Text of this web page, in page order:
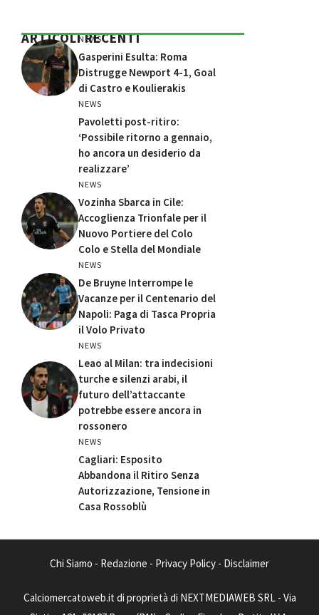
ARTICOLI RECENTI
NEWS
Gasperini Esulta: Roma
Distrugge Newport 4-1, Goal
di Castro e Koulierakis
NEWS
Pavoletti post-ritiro:
‘Possibile ritorno a gennaio,
ho ancora un desiderio da
realizzare’
NEWS
Vozinha Sbarca in Cile:
Accoglienza Trionfale per il
Nuovo Portiere del Colo
Colo e Stella del Mondiale
NEWS
De Bruyne Interrompe le
Vacanze per il Centenario del
Napoli: Paga di Tasca Propria
il Volo Privato
NEWS
Leao al Milan: tra indecisioni
turche e silenzi arabi, il
futuro dell’attaccante
potrebbe essere ancora in
rossonero
NEWS
Cagliari: Esposito
Abbandona il Ritiro Senza
Autorizzazione, Tensione in
Casa Rossoblù
Chi Siamo - Redazione - Privacy Policy - Disclaimer
Calciomercatoweb.it di proprietà di NEXTMEDIAWEB SRL - Via